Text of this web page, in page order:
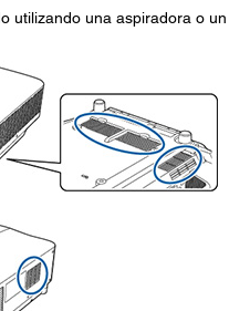
utilizando una aspiradora o un